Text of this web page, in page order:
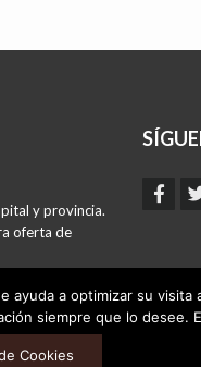
y provincia.
oferta de
a optimizar su
siempre que lo desee.
Cookies